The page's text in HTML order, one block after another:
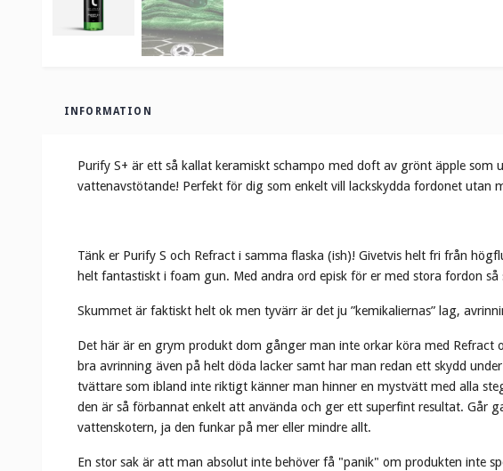
INFORMATION
Purify S+ är ett så kallat keramiskt schampo med doft av grönt äpple
vattenavstötande! Perfekt för dig som enkelt vill lackskydda fordonet utan
Tänk er Purify S och Refract i samma flaska (ish)! Givetvis helt fri från
helt fantastiskt i foam gun. Med andra ord episk för er med stora fordon
Skummet är faktiskt helt ok men tyvärr är det ju ”kemikaliernas” lag,
Det här är en grym produkt dom gånger man inte orkar köra med
bra avrinning även på helt döda lacker samt har man redan ett skydd
tvättare som ibland inte riktigt känner man hinner en mystvätt med alla
den är så förbannat enkelt att använda och ger ett superfint resultat. Går
vattenskotern, ja den funkar på mer eller mindre allt.
En stor sak är att man absolut inte behöver få "panik" om produkten inte